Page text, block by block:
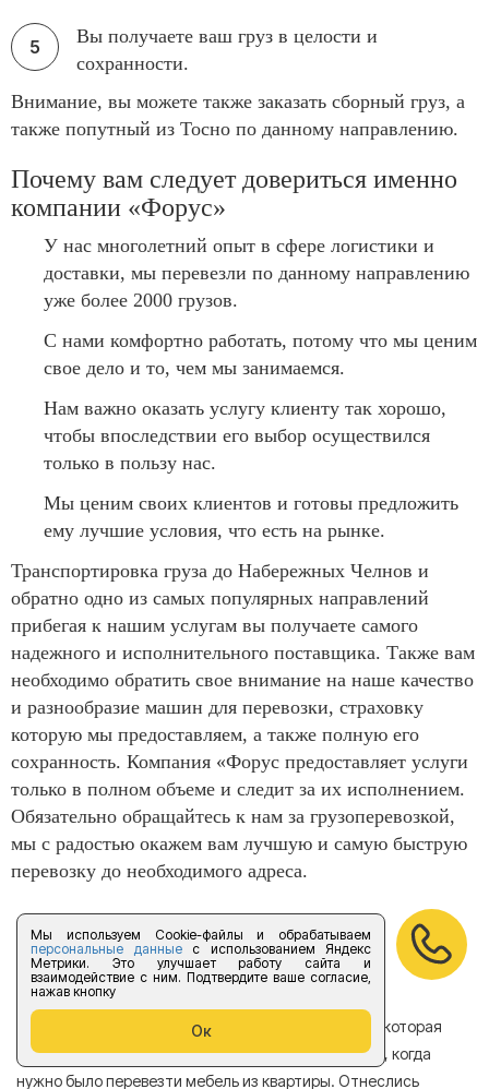
Мы используем Cookie-файлы и обрабатываем
персональные данныес использованием Яндекс
Метрики. Это улучшает работу сайта и
взаимодействие с ним. Подтвердите ваше согласие,
нажав кнопку
Ок
Вы получаете ваш груз в целости и
сохранности.
Внимание, вы можете также заказать сборный груз, а
также попутный из Тосно по данному направлению.
Почему вам следует довериться именно
компании «Форус»
У нас многолетний опыт в сфере логистики и
доставки, мы перевезли по данному направлению
уже более 2000 грузов.
С нами комфортно работать, потому что мы ценим
свое дело и то, чем мы занимаемся.
Нам важно оказать услугу клиенту так хорошо,
чтобы впоследствии его выбор осуществился
только в пользу нас.
Мы ценим своих клиентов и готовы предложить
ему лучшие условия, что есть на рынке.
Транспортировка груза до Набережных Челнов и
обратно одно из самых популярных направлений
прибегая к нашим услугам вы получаете самого
надежного и исполнительного поставщика. Также вам
необходимо обратить свое внимание на наше качество
и разнообразие машин для перевозки, страховку
которую мы предоставляем, а также полную его
сохранность. Компания «Форус предоставляет услуги
только в полном объеме и следит за их исполнением.
Обязательно обращайтесь к нам за грузоперевозкой,
мы с радостью окажем вам лучшую и самую быструю
перевозку до необходимого адреса.
Отзывы
Хотела бы поделиться отзывом о компании Форус которая
находится в Санкт-Петербурге. Обращалась в нее, когда
нужно было перевезти мебель из квартиры. Отнеслись